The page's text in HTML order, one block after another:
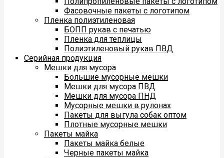
Фасовочные пакеты с логотипом
Пленка полиэтиленовая
БОПП рукав с печатью
Пленка для теплицы
Полиэтиленовый рукав ПВД
Серийная продукция
Мешки для мусора
Большие мусорные мешки
Мешки для мусора ПВД
Мешки для мусора ПНД
Мусорные мешки в рулонах
Пакеты для выгула собак оптом
Плотные мусорные мешки
Пакеты майка
Пакеты майка белые
Черные пакеты майка